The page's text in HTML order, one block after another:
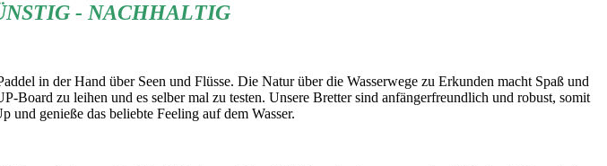
- NACHHALTIG
in der Hand über Seen und Flüsse. Die Natur über die Wasserwege zu Erkunden macht Spaß und
Board zu leihen und es selber mal zu testen. Unsere Bretter sind anfängerfreundlich und robust, somit
und genieße das beliebte Feeling auf dem Wasser.